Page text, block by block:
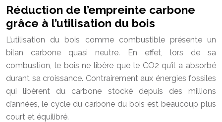
Réduction de l’empreinte carbone
grâce à l’utilisation du bois
L’utilisation du bois comme combustible présente un
bilan carbone quasi neutre. En effet, lors de sa
combustion, le bois ne libère que le CO2 qu’il a absorbé
durant sa croissance. Contrairement aux énergies fossiles
qui libèrent du carbone stocké depuis des millions
d’années, le cycle du carbone du bois est beaucoup plus
court et équilibré.